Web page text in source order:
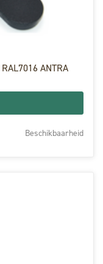
ANTRA
Beschikbaarheid